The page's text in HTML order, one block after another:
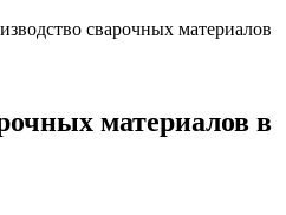
сварочных материалов
материалов в